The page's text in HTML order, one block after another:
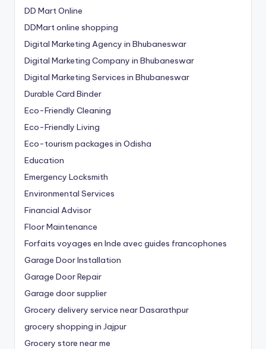
DD Mart Online
DDMart online shopping
Digital Marketing Agency in Bhubaneswar
Digital Marketing Company in Bhubaneswar
Digital Marketing Services in Bhubaneswar
Durable Card Binder
Eco-Friendly Cleaning
Eco-Friendly Living
Eco-tourism packages in Odisha
Education
Emergency Locksmith
Environmental Services
Financial Advisor
Floor Maintenance
Forfaits voyages en Inde avec guides francophones
Garage Door Installation
Garage Door Repair
Garage door supplier
Grocery delivery service near Dasarathpur
grocery shopping in Jajpur
Grocery store near me